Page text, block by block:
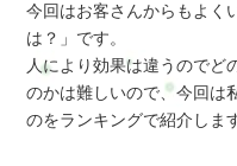
今回はお客さんからもよく
は？」です。
人により効果は違うのでど
のかは難しいので、今回は
のをランキングで紹介しま